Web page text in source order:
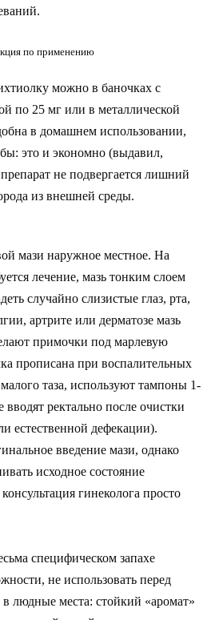
по применению
можно в баночках с
по 25 мг или в металлической
в домашнем использовании,
это и экономно (выдавил,
не подвергается лишний
из внешней среды.
мази наружное местное. На
лечение, мазь тонким слоем
случайно слизистые глаз, рта,
артрите или дерматозе мазь
примочки под марлевую
прописана при воспалительных
таза, используют тампоны 1-
вводят ректально после очистки
естественной дефекации).
введение мази, однако
исходное состояние
гинеколога просто
специфическом запахе
не использовать перед
людные места: стойкий «аромат»